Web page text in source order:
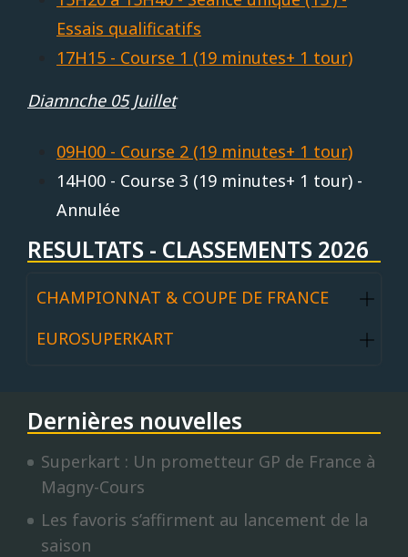
Essais qualificatifs
17H15 - Course 1 (19 minutes+ 1 tour)
Diamnche 05 Juillet
09H00 - Course 2 (19 minutes+ 1 tour)
14H00 - Course 3 (19 minutes+ 1 tour) -
Annulée
RESULTATS - CLASSEMENTS 2026
CHAMPIONNAT & COUPE DE FRANCE
EUROSUPERKART
Dernières nouvelles
Superkart : Un prometteur GP de France à
Magny-Cours
Les favoris s’affirment au lancement de la
saison